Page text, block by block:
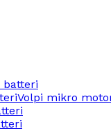
batteri
Volpi mikro